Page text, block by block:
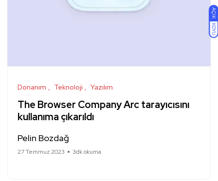
AÇIK
KOYU
Donanım Teknoloji Yazılım
The Browser Company Arc tarayıcısını
kullanıma çıkarıldı
Pelin Bozdağ
27 Temmuz 2023 3dk okuma